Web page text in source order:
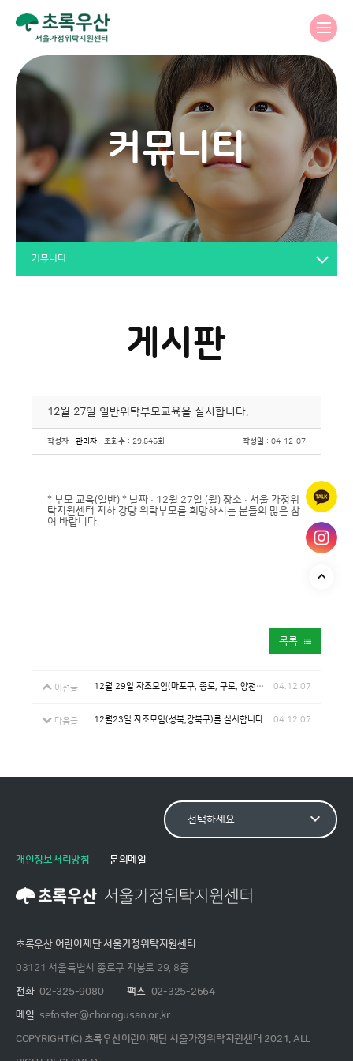
커뮤니티
커뮤니티
게시판
12월 27일 일반위탁부모교육을 실시합니다.
작성자 : 관리자 조회수 : 29,545회 작성일 : 04-12-07
* 부모 교육(일반) * 날짜 : 12월 27일 (월) 장소 : 서울 가정위
탁지원센터 지하 강당 위탁부모를 희망하시는 분들의 많은 참
여 바랍니다.
목록
이전글 12월 29일 자조모임(마포구, 종로, 구로, 양천)를 실시합니다. 04.12.07
다음글 12월23일 자조모임(성북,강북구)를 실시합니다. 04.12.07
개인정보처리방침 문의메일
초록우산 어린이재단 서울가정위탁지원센터
03121 서울특별시 종로구 지봉로 29, 8층
전화 02-325-9080 팩스 02-325-2664
메일 sefoster@chorogusan.or.kr
COPYRIGHT(C) 초록우산어린이재단 서울가정위탁지원센터 2021. ALL